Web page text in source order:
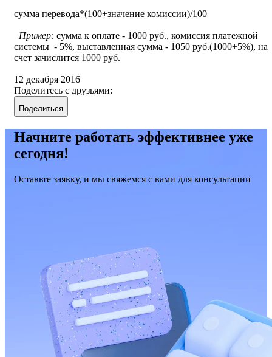
сумма перевода*(100+значение комиссии)/100
Пример: сумма к оплате - 1000 руб., комиссия платежной
системы - 5%, выставленная сумма - 1050 руб.(1000+5%), на
счет зачислится 1000 руб.
12 декабря 2016
Поделитесь с друзьями:
Поделиться
Начните работать эффективнее уже
сегодня!
Оставьте заявку, и мы свяжемся с вами для консультации